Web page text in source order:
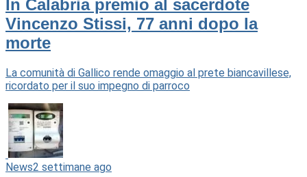
In Calabria premio al sacerdote
Vincenzo Stissi, 77 anni dopo la
morte
La comunità di Gallico rende omaggio al prete biancavillese,
ricordato per il suo impegno di parroco
News2 settimane ago